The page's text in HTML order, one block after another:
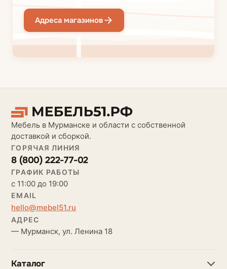
Адреса магазинов
Мебель в Мурманске и области с собственной
доставкой и сборкой.
ГОРЯЧАЯ ЛИНИЯ
8 (800) 222-77-02
ГРАФИК РАБОТЫ
с 11:00 до 19:00
EMAIL
hello@mebel51.ru
АДРЕС
— Мурманск, ул. Ленина 18
Каталог